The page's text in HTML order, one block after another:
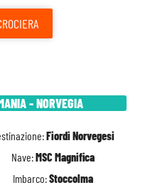
- NORVEGIA
Fiordi Norvegesi
Nave:MSC Magnifica
Imbarco:Stoccolma